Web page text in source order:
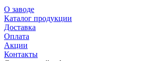
О заводе
Каталог продукции
Доставка
Оплата
Акции
Контакты